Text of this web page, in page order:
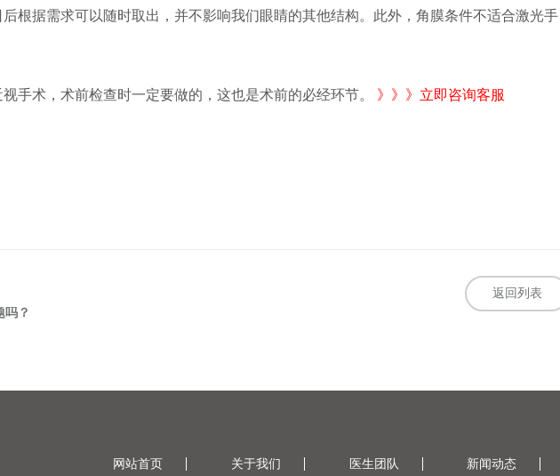
根据需求可以随时取出，并不影响我们眼睛的其他结构。此外，角膜条件不适合激光手
术，术前检查时一定要做的，这也是术前的必经环节。 》》》立即咨询客服
吗？
返回列表
网站首页 关于我们 医生团队 新闻动态